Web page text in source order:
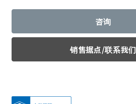
咨询
销售据点/联系我们